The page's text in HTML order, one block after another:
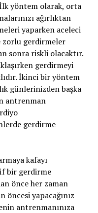
yöntem olarak, orta
ağırlıktan
yaparken aceleci
zorlu gerdirmeler
sonra riskli olacaktır.
gerdirmeyi
İkinci bir yöntem
günlerinizden başka
antrenman
gerdirme
kafayı
bir gerdirme
önce her zaman
yapacağınız
antrenmanınıza